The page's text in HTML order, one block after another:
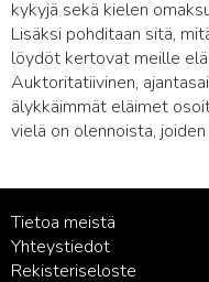
kykyjä sekä kielen
Lisäksi pohditaan sitä,
löydöt kertovat meille
Auktoritatiivinen,
älykkäimmät eläimet
vielä on olennoista,
Tietoa meistä
Yhteystiedot
Rekisteriseloste